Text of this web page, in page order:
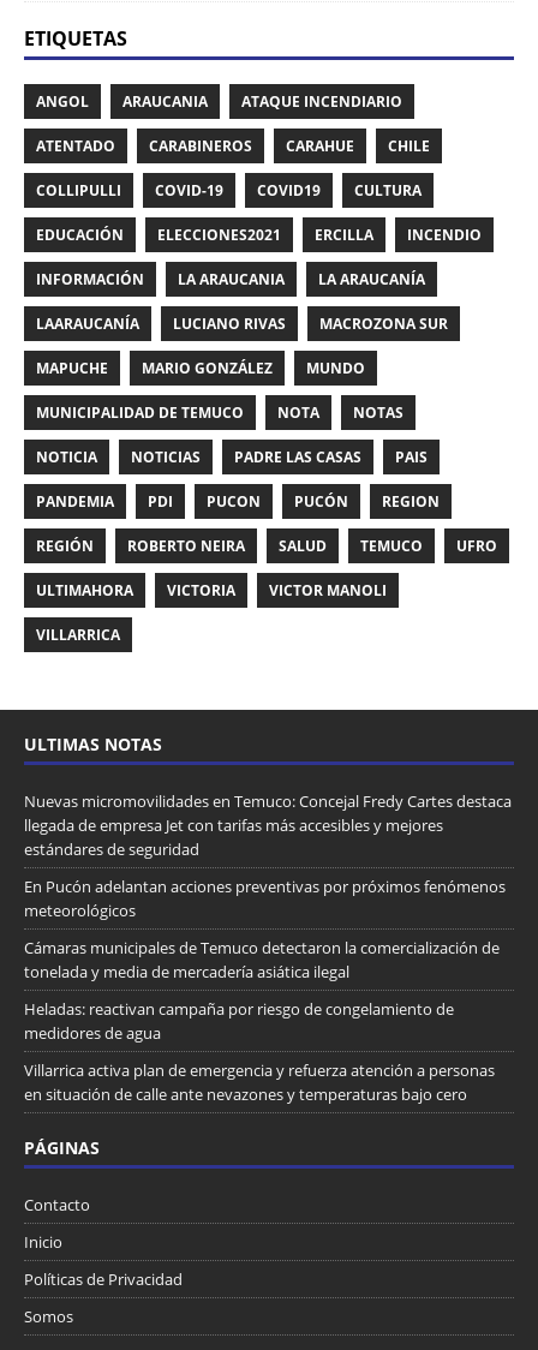
ETIQUETAS
ANGOL ARAUCANIA ATAQUE INCENDIARIO
ATENTADO CARABINEROS CARAHUE CHILE
COLLIPULLI COVID-19 COVID19 CULTURA
EDUCACIÓN ELECCIONES2021 ERCILLA INCENDIO
INFORMACIÓN LA ARAUCANIA LA ARAUCANÍA
LAARAUCANÍA LUCIANO RIVAS MACROZONA SUR
MAPUCHE MARIO GONZÁLEZ MUNDO
MUNICIPALIDAD DE TEMUCO NOTA NOTAS
NOTICIA NOTICIAS PADRE LAS CASAS PAIS
PANDEMIA PDI PUCON PUCÓN REGION
REGIÓN ROBERTO NEIRA SALUD TEMUCO UFRO
ULTIMAHORA VICTORIA VICTOR MANOLI
VILLARRICA
ULTIMAS NOTAS
Nuevas micromovilidades en Temuco: Concejal Fredy Cartes destaca
llegada de empresa Jet con tarifas más accesibles y mejores
estándares de seguridad
En Pucón adelantan acciones preventivas por próximos fenómenos
meteorológicos
Cámaras municipales de Temuco detectaron la comercialización de
tonelada y media de mercadería asiática ilegal
Heladas: reactivan campaña por riesgo de congelamiento de
medidores de agua
Villarrica activa plan de emergencia y refuerza atención a personas
en situación de calle ante nevazones y temperaturas bajo cero
PÁGINAS
Contacto
Inicio
Políticas de Privacidad
Somos